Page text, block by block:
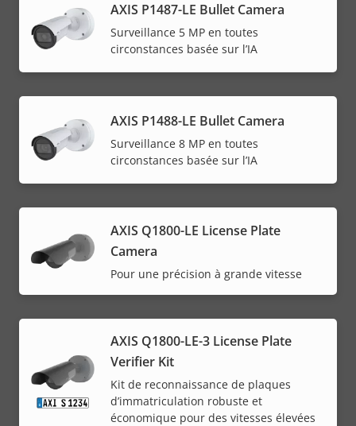
AXIS P1487-LE Bullet Camera
Surveillance 5 MP en toutes
circonstances basée sur l’IA
AXIS P1488-LE Bullet Camera
Surveillance 8 MP en toutes
circonstances basée sur l’IA
AXIS Q1800-LE License Plate
Camera
Pour une précision à grande vitesse
AXIS Q1800-LE-3 License Plate
Verifier Kit
Kit de reconnaissance de plaques
d’immatriculation robuste et
économique pour des vitesses élevées